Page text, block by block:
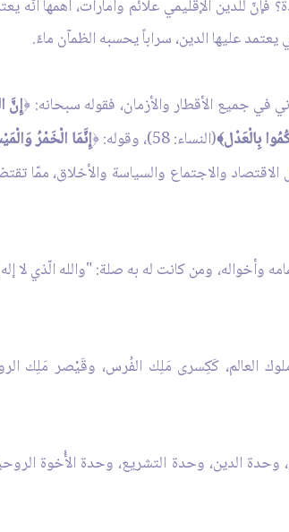
للدين الإقليمي علائم وأمارات، أهمها أنّه
عليها الدين، سراباً يحسبه الظمآن ماءً.
جميع الأقطار والأزمان، فقوله سبحانه: ﴿إِنَّ
بِالْعَدْل﴾(النساء: 58)، وقوله: ﴿إِنَّمَا الْخَمْرُ
الاقتصاد والاجتماع والسياسة والأخلاق، ممّا
وأخواله، ومن كانت له به صلة: "والله الّذي لا إله
العالم، كَكِسرى مَلِك الفُرس، وقَيْصر مَلِك
الدين، وحدة التشريع، وحدة الأُخوة